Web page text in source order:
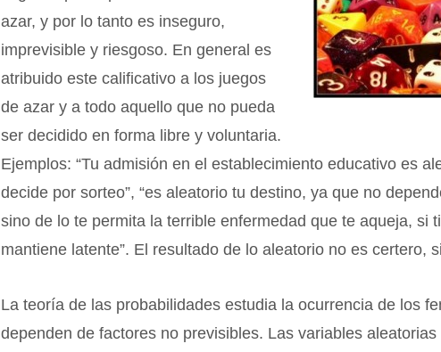
azar, y por lo tanto es inseguro,
imprevisible y riesgoso. En general es
atribuido este calificativo a los juegos
de azar y a todo aquello que no pueda
ser decidido en forma libre y voluntaria.
Ejemplos: “Tu admisión en el establecimiento educativo es
decide por sorteo”, “es aleatorio tu destino, ya que no
sino de lo te permita la terrible enfermedad que te aqueja, si
mantiene latente”. El resultado de lo aleatorio no es certero,
La teoría de las probabilidades estudia la ocurrencia de los
dependen de factores no previsibles. Las variables